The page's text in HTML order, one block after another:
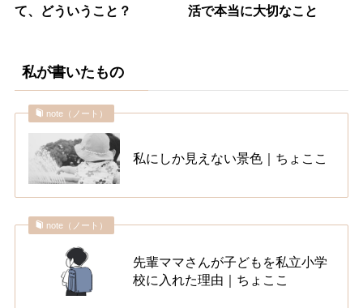
て、どういうこと？
活で本当に大切なこと
私が書いたもの
note（ノート）
私にしか見えない景色｜ちょここ
note（ノート）
先輩ママさんが子どもを私立小学
校に入れた理由｜ちょここ